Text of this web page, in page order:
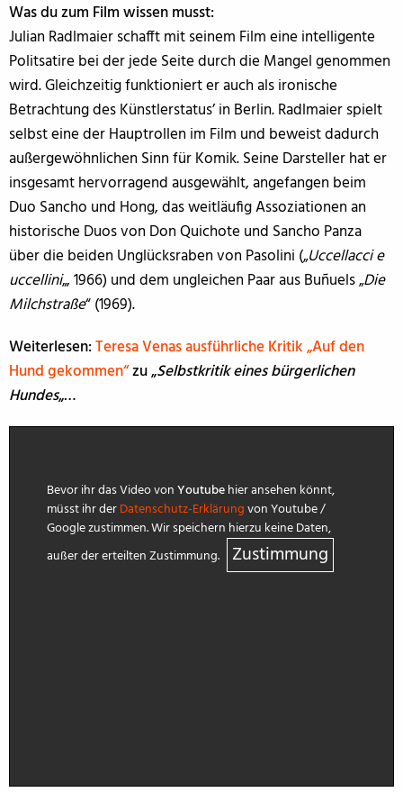
Was du zum Film wissen musst:
Julian Radlmaier schafft mit seinem Film eine intelligente
Politsatire bei der jede Seite durch die Mangel genommen
wird. Gleichzeitig funktioniert er auch als ironische
Betrachtung des Künstlerstatus’ in Berlin. Radlmaier spielt
selbst eine der Hauptrollen im Film und beweist dadurch
außergewöhnlichen Sinn für Komik. Seine Darsteller hat er
insgesamt hervorragend ausgewählt, angefangen beim
Duo Sancho und Hong, das weitläufig Assoziationen an
historische Duos von Don Quichote und Sancho Panza
über die beiden Unglücksraben von Pasolini („Uccellacci e
uccellini„, 1966) und dem ungleichen Paar aus Buñuels „Die
Milchstraße“ (1969).
Weiterlesen:Teresa Venas ausführliche Kritik „Auf den
Hund gekommen“zu „Selbstkritik eines bürgerlichen
Hundes„…
Bevor ihr das Video vonYoutubehier ansehen könnt,
müsst ihr derDatenschutz-Erklärungvon Youtube /
Google zustimmen. Wir speichern hierzu keine Daten,
außer der erteilten Zustimmung.
Zustimmung